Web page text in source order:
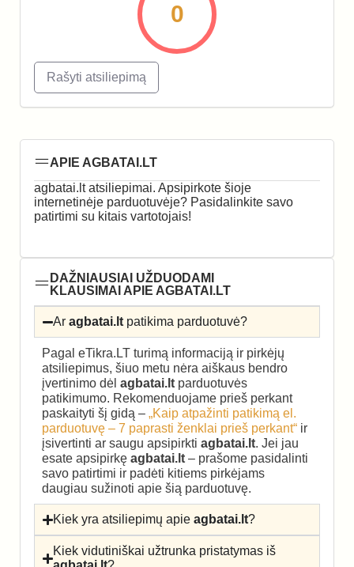
0
Rašyti atsiliepimą
APIE AGBATAI.LT
agbatai.lt atsiliepimai. Apsipirkote šioje
internetinėje parduotuvėje? Pasidalinkite savo
patirtimi su kitais vartotojais!
DAŽNIAUSIAI UŽDUODAMI
KLAUSIMAI APIE AGBATAI.LT
Aragbatai.lt patikima parduotuvė?
Pagal eTikra.LT turimą informaciją ir pirkėjų
atsiliepimus, šiuo metu nėra aiškaus bendro
įvertinimo dėl agbatai.lt parduotuvės
patikimumo. Rekomenduojame prieš perkant
paskaityti šį gidą – „Kaip atpažinti patikimą el.
parduotuvę – 7 paprasti ženklai prieš perkant“ ir
įsivertinti ar saugu apsipirkti agbatai.lt. Jei jau
esate apsipirkę agbatai.lt – prašome pasidalinti
savo patirtimi ir padėti kitiems pirkėjams
daugiau sužinoti apie šią parduotuvę.
Kiek yra atsiliepimų apieagbatai.lt?
Kiek vidutiniškai užtrunka pristatymas iš